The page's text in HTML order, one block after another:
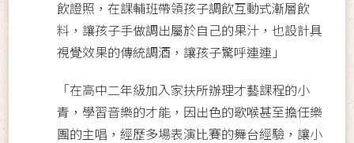
飲證照，在課輔班帶領孩子調飲互動式漸層飲
料，讓孩子手做調出屬於自己的果汁，也設計具
視覺效果的傳統調酒，讓孩子驚呼連連」
「在高中二年級加入家扶所辦理才藝課程的小
青，學習音樂的才能，因出色的歌喉甚至擔任樂
團的主唱，經歷多場表演比賽的舞台經驗，讓小